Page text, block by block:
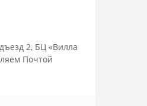
2, БЦ «Вилла
Почтой